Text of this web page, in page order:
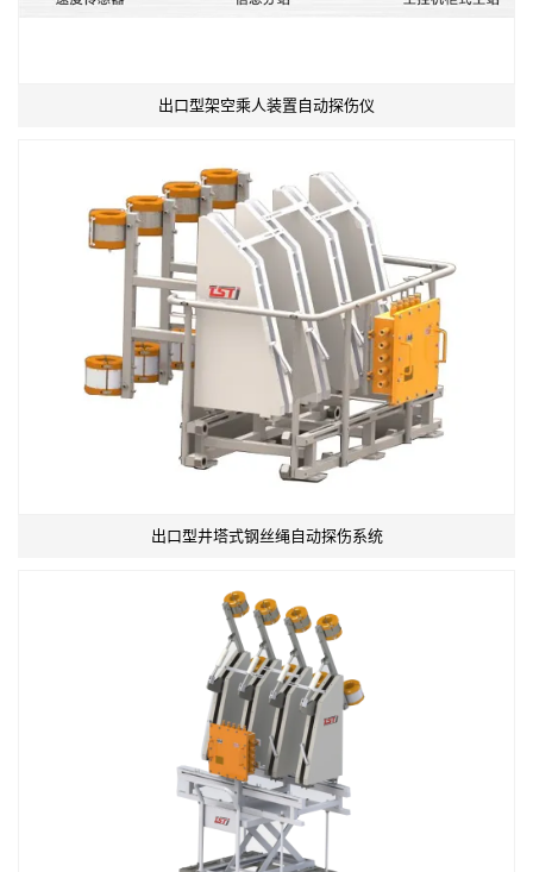
出口型架空乘人装置自动探伤仪
出口型井塔式钢丝绳自动探伤系统